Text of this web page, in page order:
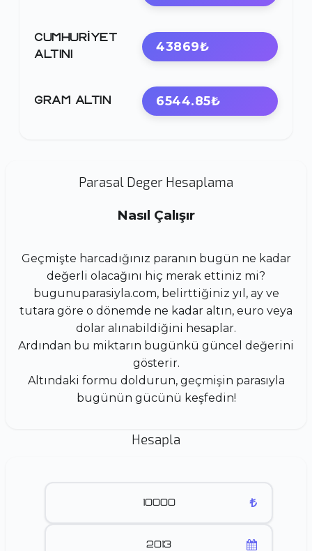
CUMHURIYET
ALTINI
43869₺
GRAM ALTIN 6544.85₺
Parasal Deger Hesaplama
Nasıl Çalışır
Geçmişte harcadığınız paranın bugün ne kadar
değerli olacağını hiç merak ettiniz mi?
bugunuparasiyla.com, belirttiğiniz yıl, ay ve
tutara göre o dönemde ne kadar altın, euro veya
dolar alınabildiğini hesaplar.
Ardından bu miktarın bugünkü güncel değerini
gösterir.
Altındaki formu doldurun, geçmişin parasıyla
bugünün gücünü keşfedin!
Hesapla